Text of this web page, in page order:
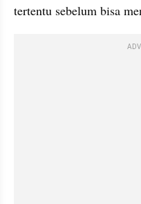
tertentu sebelum bisa